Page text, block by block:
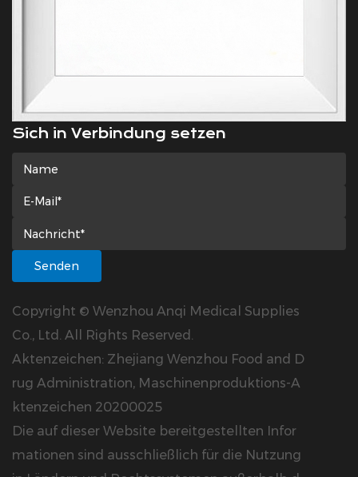
Sich in Verbindung setzen
Copyright © Wenzhou Anqi Medical Supplies
Co., Ltd. All Rights Reserved.
Aktenzeichen: Zhejiang Wenzhou Food and D
rug Administration, Maschinenproduktions-A
ktenzeichen 20200025
Die auf dieser Website bereitgestellten Infor
mationen sind ausschließlich für die Nutzung